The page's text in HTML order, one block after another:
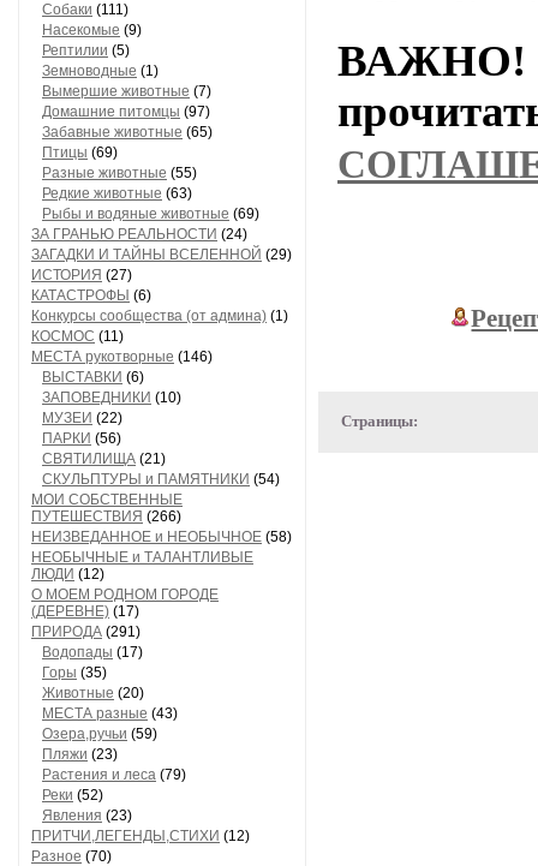
Собаки (111)
Насекомые (9)
Рептилии (5)
Земноводные (1)
Вымершие животные (7)
Домашние питомцы (97)
Забавные животные (65)
Птицы (69)
Разные животные (55)
Редкие животные (63)
Рыбы и водяные животные (69)
ЗА ГРАНЬЮ РЕАЛЬНОСТИ (24)
ЗАГАДКИ И ТАЙНЫ ВСЕЛЕННОЙ (29)
ИСТОРИЯ (27)
КАТАСТРОФЫ (6)
Конкурсы сообщества (от админа) (1)
КОСМОС (11)
МЕСТА рукотворные (146)
ВЫСТАВКИ (6)
ЗАПОВЕДНИКИ (10)
МУЗЕИ (22)
ПАРКИ (56)
СВЯТИЛИЩА (21)
СКУЛЬПТУРЫ и ПАМЯТНИКИ (54)
МОИ СОБСТВЕННЫЕ
ПУТЕШЕСТВИЯ (266)
НЕИЗВЕДАННОЕ и НЕОБЫЧНОЕ (58)
НЕОБЫЧНЫЕ и ТАЛАНТЛИВЫЕ
ЛЮДИ (12)
О МОЕМ РОДНОМ ГОРОДЕ
(ДЕРЕВНЕ) (17)
ПРИРОДА (291)
Водопады (17)
Горы (35)
Животные (20)
МЕСТА разные (43)
Озера,ручьи (59)
Пляжи (23)
Растения и леса (79)
Реки (52)
Явления (23)
ПРИТЧИ,ЛЕГЕНДЫ,СТИХИ (12)
Разное (70)
ВАЖНО!
Страницы: